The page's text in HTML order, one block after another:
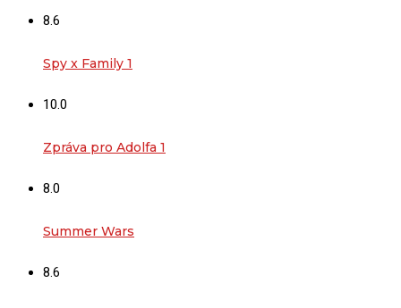
8.6
Spy x Family 1
10.0
Zpráva pro Adolfa 1
8.0
Summer Wars
8.6